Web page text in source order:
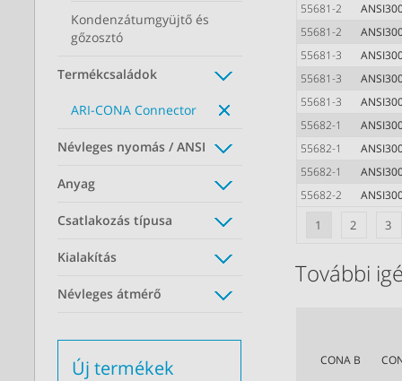
1 2 3
55681-2
55681-2
55681-3
55681-3
55681-3
55682-1
55682-1
55682-1
55682-2
További
CONA B
Kondenzátumgyüjtő és
gőzosztó
Termékcsaládok
ARI-CONA Connector
Névleges nyomás / ANSI
Anyag
Csatlakozás típusa
Kialakítás
Névleges átmérő
Új termékek